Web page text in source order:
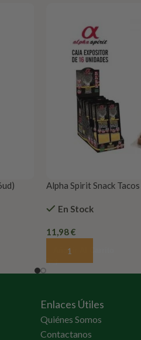
Alpha Spirit Snack
En Stock
11,98€
Añadir Al Carrito
Enlaces Útiles
Quiénes Somos
Contactanos